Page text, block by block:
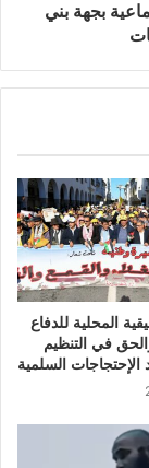
بجهة بني
المحلية للدفاع
في التنظيم
السلمية